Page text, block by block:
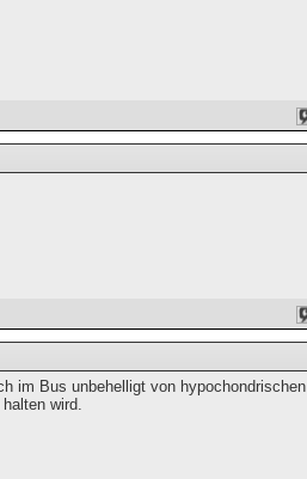
im Bus unbehelligt von hypochondrischen
wird.